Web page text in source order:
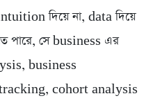
দিয়ে না, data দিয়ে
পারে, সে business এর
business
cohort analysis